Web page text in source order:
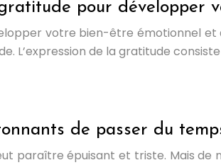
pour développer
votre bien-être émotionnel et
L’expression de la gratitude
de passer du
paraître épuisant et triste. Mais